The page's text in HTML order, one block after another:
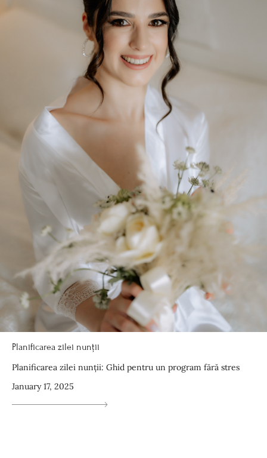
Planificarea zilei nunții
Planificarea zilei nunții: Ghid pentru un program fără stres
January 17, 2025